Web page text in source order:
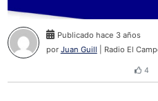
Publicado hace 3 años
por Juan Guill | Radio El
4